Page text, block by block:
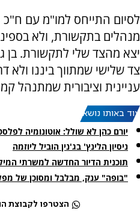
לסיום התייחס למו"מ עם ח"כ
מנהלים בתקשורת, ולא
יצא מהצד שלי לתקשורת. בן
צד שלישי שמתווך ביננו ולא
עניינית וציבורית שמתנהל
עוד באותו נושא:
יורם כהן לא שולל: אוטונומיה
ניסיון הלינץ' בג'נין הוביל ליוזמה
תוכנית הדיור החדשה למשרתי
"בופה" ענק, מבלבל ומסוכן של
הצטרפו לקבוצת